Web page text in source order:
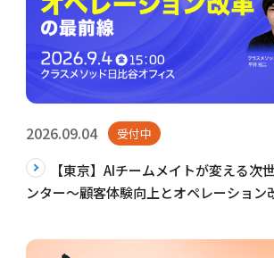
2026.09.04 受付中
【東京】AIチームメイトが変える次
ンター～顧客体験向上とオペレーション